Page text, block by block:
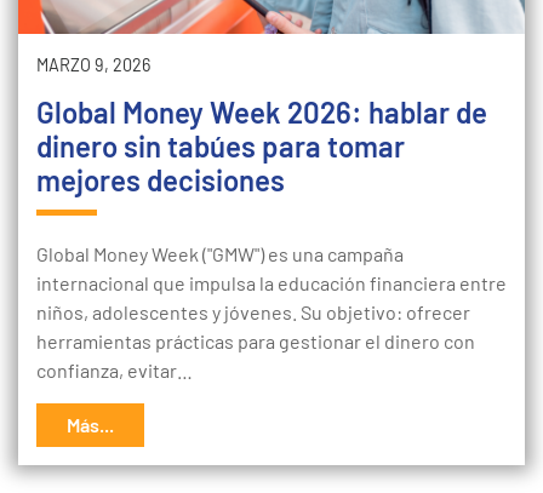
MARZO 9, 2026
Global Money Week 2026: hablar de
dinero sin tabúes para tomar
mejores decisiones
Global Money Week ("GMW") es una campaña
internacional que impulsa la educación financiera entre
niños, adolescentes y jóvenes. Su objetivo: ofrecer
herramientas prácticas para gestionar el dinero con
confianza, evitar…
Más...